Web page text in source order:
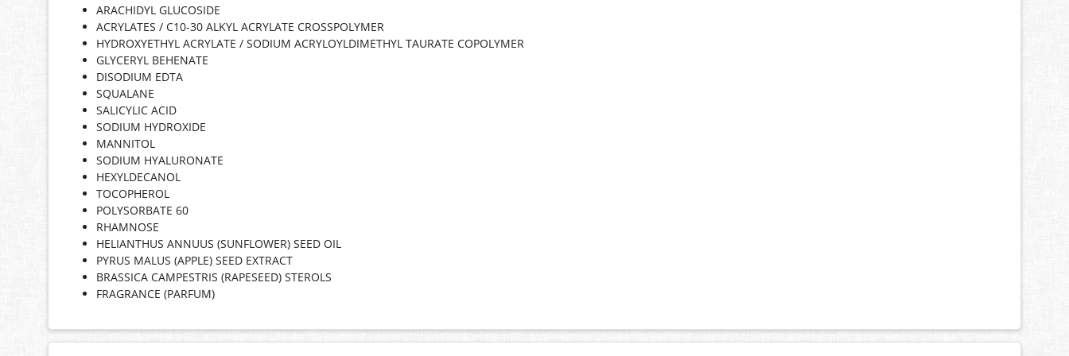
ARACHIDYL GLUCOSIDE
ACRYLATES / C10-30 ALKYL ACRYLATE CROSSPOLYMER
HYDROXYETHYL ACRYLATE / SODIUM ACRYLOYLDIMETHYL TAURATE COPOLYMER
GLYCERYL BEHENATE
DISODIUM EDTA
SQUALANE
SALICYLIC ACID
SODIUM HYDROXIDE
MANNITOL
SODIUM HYALURONATE
HEXYLDECANOL
TOCOPHEROL
POLYSORBATE 60
RHAMNOSE
HELIANTHUS ANNUUS (SUNFLOWER) SEED OIL
PYRUS MALUS (APPLE) SEED EXTRACT
BRASSICA CAMPESTRIS (RAPESEED) STEROLS
FRAGRANCE (PARFUM)